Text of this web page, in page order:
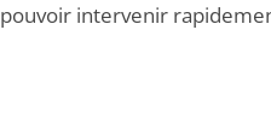
pouvoir intervenir